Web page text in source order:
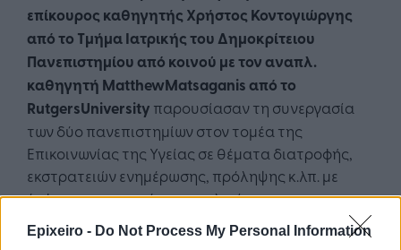
Epixeiro - Do Not Process My Personal Information
επίκουρος καθηγητής Χρήστος Κοντογιώργης
από το Τμήμα Ιατρικής του Δημοκρίτειου
Πανεπιστημίου από κοινού με τον αναπλ.
καθηγητή MatthewMatsaganisαπό το
RutgersUniversity παρουσίασαν τη συνεργασία
των δύο πανεπιστημίων στον τομέα της
Επικοινωνίας της Υγείας σε θέματα διατροφής,
εκστρατειών ενημέρωσης, πρόληψης κ.λπ. με
έμφαση και στις νέες τεχνολογίες.
Αναφορικά με τη δικτύωση των Ελλήνων